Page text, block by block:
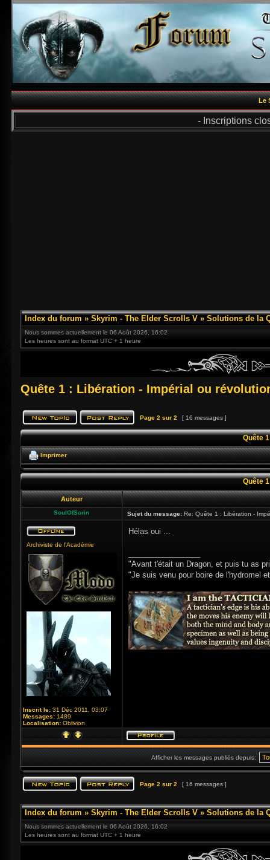
Le
- Inscriptions
Index du forum » Skyrim - The Elder Scrolls V » Solutions de la
Nous sommes actuellement le 06 Août 2026, 16:02
Les heures sont au format UTC + 1 heure
Quête 1 : Libération - Impérial ou
Page 2 sur 2 [ 16 messages ]
Quête
Imprimer
Quête
Auteur
SoulOfSorin Sujet du message: Re: Quête 1 : Libération -
Archiviste de l'Académie
Inscrit le: 31 Déc 2011, 03:07
Messages: 1489
Localisation: Oblivion
Hélas oui ...
"Avant t'était un Dragon, et puis tu as
"Je suis venu pour boire de l'hydromel
Afficher les messages publiés depuis:
Page 2 sur 2 [ 16 messages ]
Index du forum » Skyrim - The Elder Scrolls V » Solutions de la
Nous sommes actuellement le 06 Août 2026, 16:02
Les heures sont au format UTC + 1 heure